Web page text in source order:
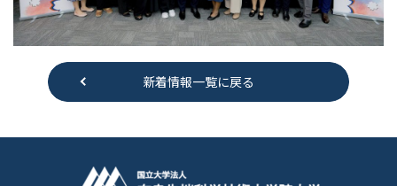
新着情報一覧に戻る